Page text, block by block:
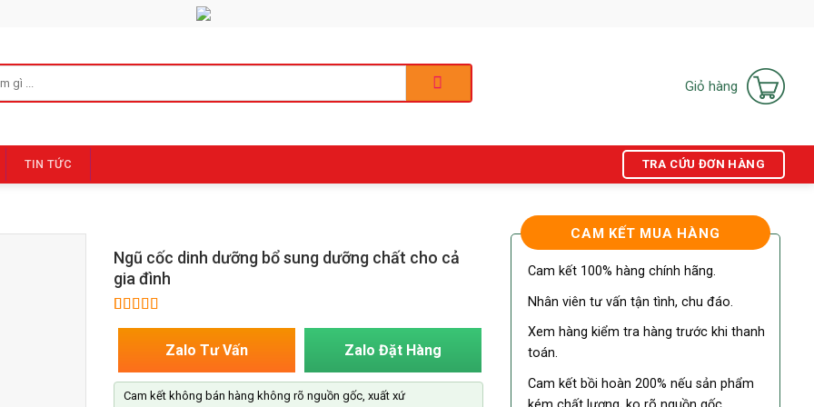
Giỏ hàng
TIN TỨC TRA CỨU ĐƠN HÀNG
Ngũ cốc dinh dưỡng bổ sung dưỡng chất cho cả
gia đình
5.00trên 5
1
Zalo Tư Vấn Zalo Đặt Hàng
Cam kết không bán hàng không rõ nguồn gốc, xuất xứ
CAM KẾT MUA HÀNG
Cam kết 100% hàng chính hãng.
Nhân viên tư vấn tận tình, chu đáo.
Xem hàng kiểm tra hàng trước khi thanh
toán.
Cam kết bồi hoàn 200% nếu sản phẩm